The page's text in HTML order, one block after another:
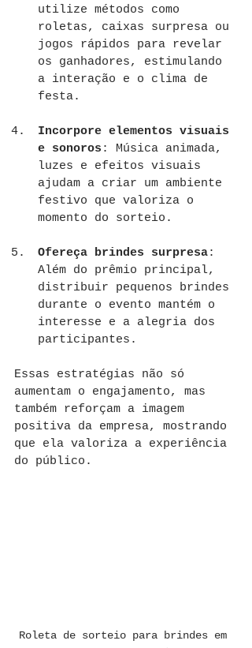
utilize métodos como
roletas, caixas surpresa ou
jogos rápidos para revelar
os ganhadores, estimulando
a interação e o clima de
festa.
Incorpore elementos visuais
e sonoros : Música animada,
luzes e efeitos visuais
ajudam a criar um ambiente
festivo que valoriza o
momento do sorteio.
Ofereça brindes surpresa:
Além do prêmio principal,
distribuir pequenos brindes
durante o evento mantém o
interesse e a alegria dos
participantes.
Essas estratégias não só
aumentam o engajamento, mas
também reforçam a imagem
positiva da empresa, mostrando
que ela valoriza a experiência
do público.
Roleta de sorteio para brindes em